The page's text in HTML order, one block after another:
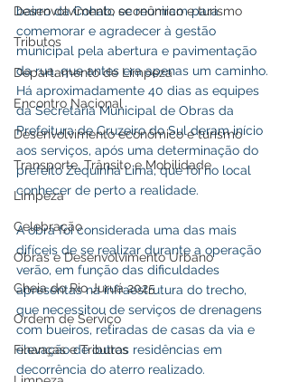
Desenvolvimento econômico e turismo
Tributos
Departamento de Limpeza
Encontro Nacional
Desenvolvimento econômico e turismo
Transporte, Trânsito e Mobilidade
Limpeza
Celebração
Obras e Desenvolvimento Urbano
Cheia do Rio Juruá 2025
Ordem de Serviço
Finanças e Tributos
bairro da Cohab, se reuniram para
comemorar e agradecer à gestão
municipal pela abertura e pavimentação
da rua, que antes era apenas um caminho.
Há aproximadamente 40 dias as equipes
da Secretaria Municipal de Obras da
Prefeitura de Cruzeiro do Sul deram início
aos serviços, após uma determinação do
prefeito Zequinha Lima, que foi no local
conhecer de perto a realidade.
A obra foi considerada uma das mais
difíceis de se realizar durante a operação
verão, em função das dificuldades
apresentas na infraestrutura do trecho,
que necessitou de serviços de drenagens
com bueiros, retiradas de casas da via e
elevação de outras residências em
decorrência do aterro realizado.